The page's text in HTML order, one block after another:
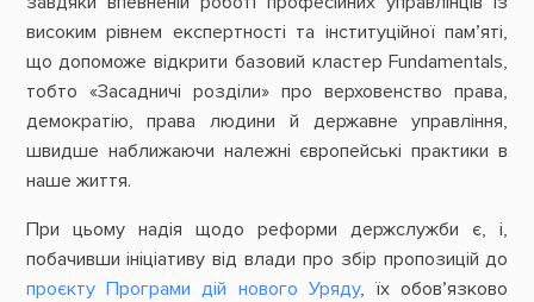
високим рівнем експертності та інституційної пам’яті,
що допоможе відкрити базовий кластер Fundamentals,
тобто «Засадничі розділи» про верховенство права,
демократію, права людини й державне управління,
швидше наближаючи належні європейські практики в
наше життя.
При цьому надія щодо реформи держслужби є, і,
побачивши ініціативу від влади про збір пропозицій до
проєкту Програми дій нового Уряду, їх обов’язково